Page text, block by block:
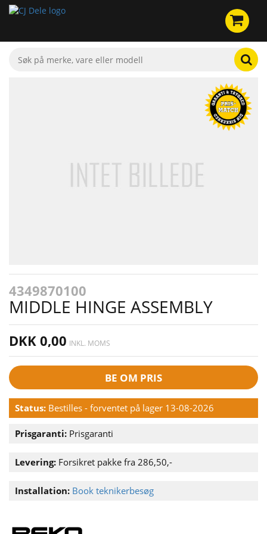
4349870100
MIDDLE HINGE ASSEMBLY
DKK 0,00 INKL. MOMS
BE OM PRIS
Status: Bestilles - forventet på lager 13-08-2026
Prisgaranti: Prisgaranti
Levering: Forsikret pakke fra 286,50,-
Installation: Book teknikerbesøg